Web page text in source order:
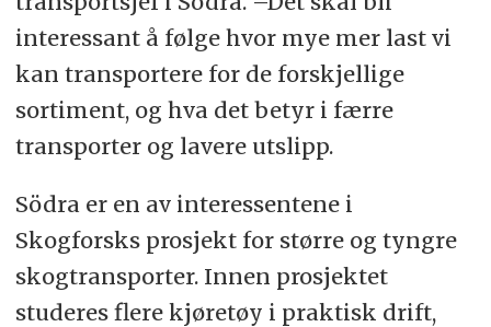
interessant å følge hvor mye mer last vi
kan transportere for de forskjellige
sortiment, og hva det betyr i færre
transporter og lavere utslipp.
Södra er en av interessentene i
Skogforsks prosjekt for større og tyngre
skogtransporter. Innen prosjektet
studeres flere kjøretøy i praktisk drift,